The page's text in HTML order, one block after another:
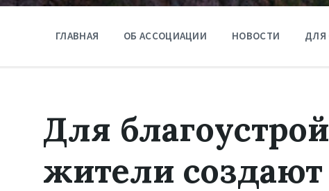
ГЛАВНАЯ ОБ АССОЦИАЦИИ НОВОСТИ ДЛЯ
Для
жители создают